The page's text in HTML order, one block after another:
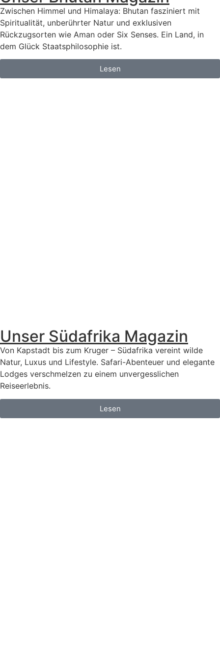
Zwischen Himmel und Himalaya: Bhutan fasziniert mit
Spiritualität, unberührter Natur und exklusiven
Rückzugsorten wie Aman oder Six Senses. Ein Land, in
dem Glück Staatsphilosophie ist.
Lesen
Unser Südafrika Magazin
Von Kapstadt bis zum Kruger – Südafrika vereint wilde
Natur, Luxus und Lifestyle. Safari-Abenteuer und elegante
Lodges verschmelzen zu einem unvergesslichen
Reiseerlebnis.
Lesen